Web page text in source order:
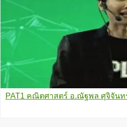
PAT1 คณิตศาสตร์ อ.ณัฐพล ศุจิจันท